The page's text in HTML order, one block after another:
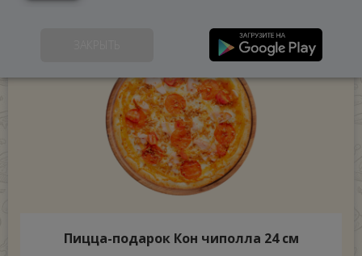
Пицца-подарок Кон чиполла 24 см